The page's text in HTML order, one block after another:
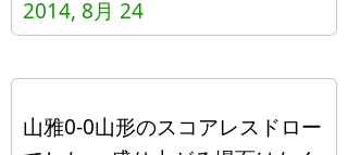
2014, 8月 24
山雅0-0山形のスコアレスドロー